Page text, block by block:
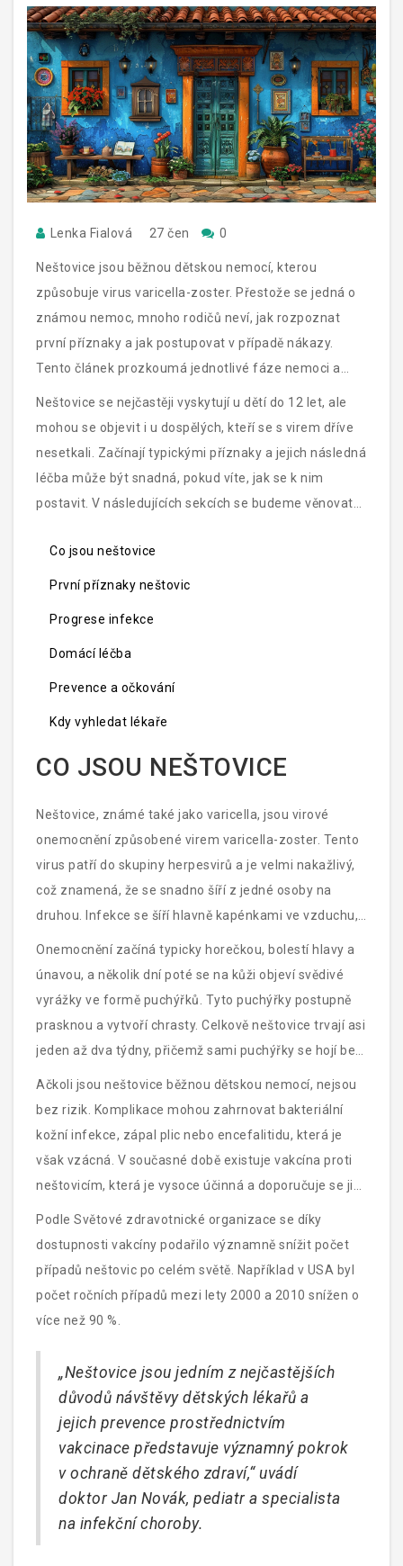
Lenka Fialová 27 čen 0
Neštovice jsou běžnou dětskou nemocí, kterou
způsobuje virus varicella-zoster. Přestože se jedná o
známou nemoc, mnoho rodičů neví, jak rozpoznat
první příznaky a jak postupovat v případě nákazy.
Tento článek prozkoumá jednotlivé fáze nemoci a
poskytne užitečné rady pro domácí léčbu a prevenci.
Neštovice se nejčastěji vyskytují u dětí do 12 let, ale
mohou se objevit i u dospělých, kteří se s virem dříve
nesetkali. Začínají typickými příznaky a jejich následná
léčba může být snadná, pokud víte, jak se k nim
postavit. V následujících sekcích se budeme věnovat
Co jsou neštovice
První příznaky neštovic
Progrese infekce
Domácí léčba
Prevence a očkování
Kdy vyhledat lékaře
CO JSOU NEŠTOVICE
Neštovice, známé také jako varicella, jsou virové
onemocnění způsobené virem varicella-zoster. Tento
virus patří do skupiny herpesvirů a je velmi nakažlivý,
což znamená, že se snadno šíří z jedné osoby na
druhou. Infekce se šíří hlavně kapénkami ve vzduchu,
když nakažená osoba kašle nebo kýchá, nebo
prostřednictvím přímého kontaktu s kožními lézemi.
Nejčastěji se vyskytuje u dětí do 12 let, ale může se
objevit i u dospělých, kteří neměli možnost se s virem
setkat během dětství.
Onemocnění začíná typicky horečkou, bolestí hlavy a
únavou, a několik dní poté se na kůži objeví svědivé
vyrážky ve formě puchýřků. Tyto puchýřky postupně
prasknou a vytvoří chrasty. Celkově neštovice trvají asi
jeden až dva týdny, přičemž sami puchýřky se hojí bez
jizev, pokud nejsou nadměrně škrábány.
Ačkoli jsou neštovice běžnou dětskou nemocí, nejsou
bez rizik. Komplikace mohou zahrnovat bakteriální
kožní infekce, zápal plic nebo encefalitidu, která je
však vzácná. V současné době existuje vakcína proti
neštovicím, která je vysoce účinná a doporučuje se ji
podstoupit, pokud dítě onemocnění neprodělalo.
Vakcína je obvykle podávána ve dvou dávkách a
poskytuje dlouhodobou ochranu proti onemocnění i
jeho komplikacím.
Podle Světové zdravotnické organizace se díky
dostupnosti vakcíny podařilo významně snížit počet
případů neštovic po celém světě. Například v USA byl
počet ročních případů mezi lety 2000 a 2010 snížen o
více než 90 %.
„Neštovice jsou jedním z nejčastějších
důvodů návštěvy dětských lékařů a
jejich prevence prostřednictvím
vakcinace představuje významný pokrok
v ochraně dětského zdraví,“ uvádí
doktor Jan Novák, pediatr a specialista
na infekční choroby.